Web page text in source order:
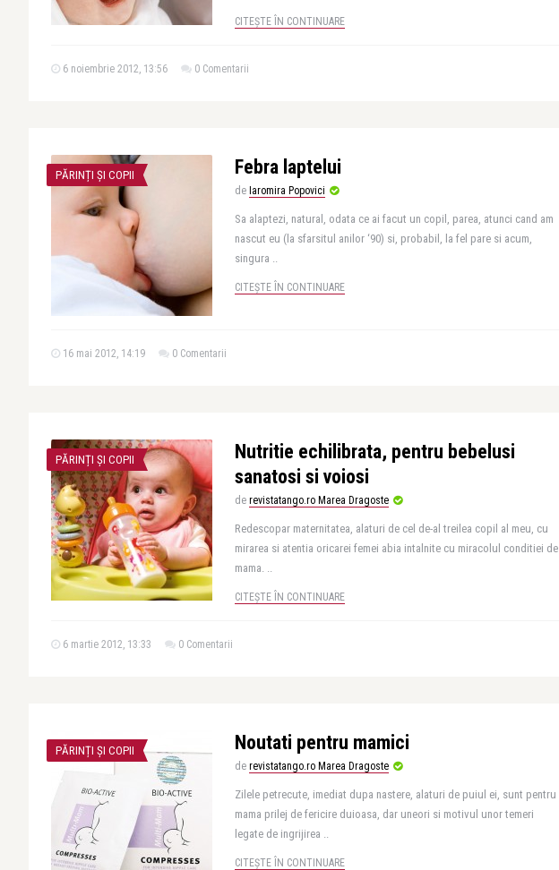
CITEȘTE ÎN CONTINUARE
6 noiembrie 2012, 13:56 0 Comentarii
PĂRINȚI ȘI COPII Febra laptelui
de Iaromira Popovici
Sa alaptezi, natural, odata ce ai facut un copil, parea, atunci cand am
nascut eu (la sfarsitul anilor ‘90) si, probabil, la fel pare si acum,
singura ..
CITEȘTE ÎN CONTINUARE
16 mai 2012, 14:19 0 Comentarii
PĂRINȚI ȘI COPII
Nutritie echilibrata, pentru bebelusi
sanatosi si voiosi
de revistatango.ro Marea Dragoste
Redescopar maternitatea, alaturi de cel de-al treilea copil al meu, cu
mirarea si atentia oricarei femei abia intalnite cu miracolul conditiei de
mama. ..
CITEȘTE ÎN CONTINUARE
6 martie 2012, 13:33 0 Comentarii
PĂRINȚI ȘI COPII Noutati pentru mamici
de revistatango.ro Marea Dragoste
Zilele petrecute, imediat dupa nastere, alaturi de puiul ei, sunt pentru
mama prilej de fericire duioasa, dar uneori si motivul unor temeri
legate de ingrijirea ..
CITEȘTE ÎN CONTINUARE